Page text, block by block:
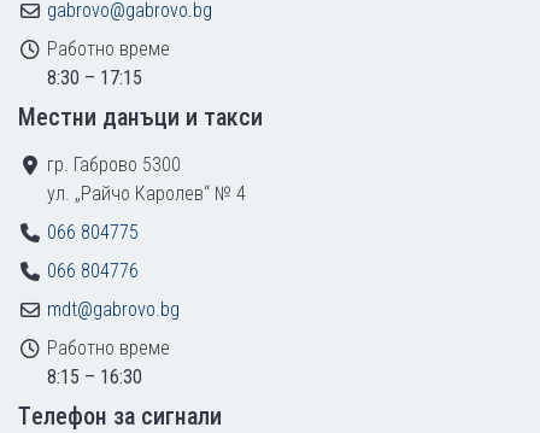
gabrovo@gabrovo.bg
Работно време
8:30 – 17:15
Местни данъци и такси
гр. Габрово 5300
ул. „Райчо Каролев“ № 4
066 804775
066 804776
mdt@gabrovo.bg
Работно време
8:15 – 16:30
Tелефон за сигнали